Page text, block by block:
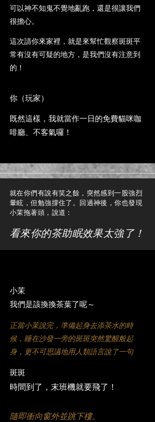
可以神不知鬼不覺地亂跑，還是很讓我們
很擔心。
這次請你來家裡，就是來幫忙觀察斑斑平
常有沒有可疑的地方，是我們沒有注意到
的！
你（玩家）
既然這樣，我就當作一日的免費貓咪咖
啡廳、不客氣囉！
就在你們有說有笑之餘，突然感到一股強烈
暈眩，但勉強撐住了。回過神後，你也發現
小茉拖著頭，說道：
看來你的茶助眠效果太強了！
小茉
我們是該換換茶葉了呢～
正當小茉說完，準備起身去添茶水的時
候，睡在沙發一旁的斑斑突然驚醒般起
身，更不可思議地用人類語言說了一句
斑斑
時間到了，末班機就要飛了！
隨即衝向窗外並跳下樓。